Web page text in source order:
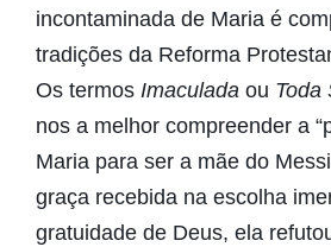
incontaminada de Maria é
tradições da Reforma
Os termos Imaculada ou Toda
nos a melhor compreender a
Maria para ser a mãe do
graça recebida na escolha
gratuidade de Deus, ela